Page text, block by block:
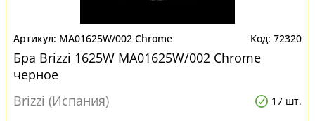
MA01625W/002 Chrome 72320
Бра Brizzi 1625W MA01625W/002 Chrome
черное
Brizzi (Испания)
17 шт.